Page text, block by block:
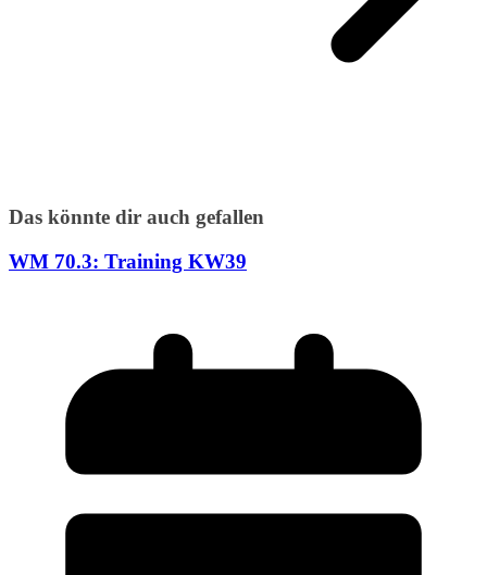
Das könnte dir auch gefallen
WM 70.3: Training KW39